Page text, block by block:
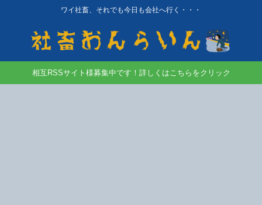
ワイ社畜、それでも今日も会社へ行く・・・
相互RSSサイト様募集中です！詳しくはこちらをクリック